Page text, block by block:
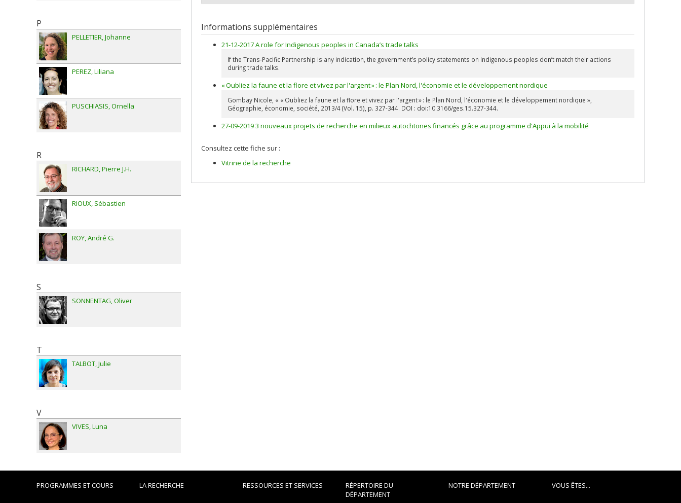
Informations supplémentaires
21-12-2017 A role for Indigenous peoples in Canada’s trade talks
If the Trans-Pacific Partnership is any indication, the government’s policy statements on Indigenous peoples don’t match their actions
during trade talks.
« Oubliez la faune et la flore et vivez par l'argent » : le Plan Nord, l'économie et le développement nordique
Gombay Nicole, « « Oubliez la faune et la flore et vivez par l'argent » : le Plan Nord, l'économie et le développement nordique »,
Géographie, économie, société, 2013/4 (Vol. 15), p. 327-344. DOI : doi:10.3166/ges.15.327-344.
27-09-2019 3 nouveaux projets de recherche en milieux autochtones financés grâce au programme d'Appui à la mobilité
Consultez cette fiche sur :
Vitrine de la recherche
P
PELLETIER Johanne
PEREZ Liliana
PUSCHIASIS Ornella
R
RICHARD Pierre J.H.
RIOUX Sébastien
ROY André G.
S
SONNENTAG Oliver
T
TALBOT Julie
V
VIVES Luna
PROGRAMMES ET COURS LA RECHERCHE RESSOURCES ET SERVICES
RÉPERTOIRE DU
DÉPARTEMENT
NOTRE DÉPARTEMENT VOUS ÊTES...